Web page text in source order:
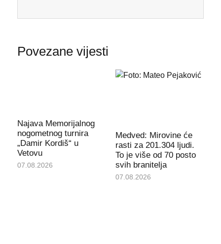
Povezane vijesti
Najava Memorijalnog
nogometnog turnira
„Damir Kordiš“ u
Vetovu
07.08.2026
Medved: Mirovine će
rasti za 201.304 ljudi.
To je više od 70 posto
svih branitelja
07.08.2026